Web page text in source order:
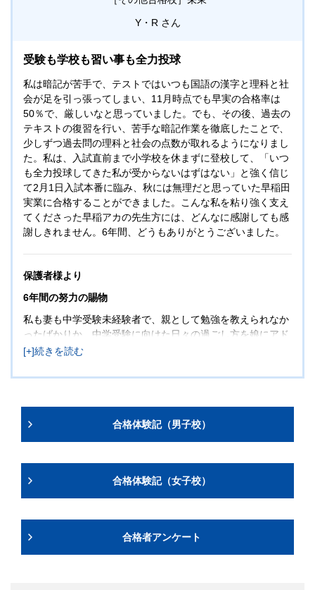
Y・R
受験も学校も習い事も全力投球
私は暗記が苦手で、テストではいつも国語の漢字と理科と社
会が足を引っ張ってしまい、11月時点でも早実の合格率は
50％で、厳しいなと思っていました。でも、その後、過去の
テキストの復習を行い、苦手な暗記作業を徹底したことで、
少しずつ過去問の理科と社会の点数が取れるようになりまし
た。私は、入試直前まで小学校を休まずに登校して、「いつ
も全力投球してきた私が受からないはずはない」と強く信じ
て2月1日入試本番に臨み、秋には無理だと思っていた早稲田
実業に合格することができました。こんな私を粘り強く支え
てくださった早稲アカの先生方には、どんなに感謝しても感
謝しきれません。6年間、どうもありがとうございました。
保護者様より
6年間の努力の賜物
私も妻も中学受験未経験者で、親として勉強を教えられなか
ったばかりか、中学受験に向けた日々の過ごし方を娘にアド
バイスすることもできませんでした。にもかかわらず、娘は
校を1日も休むことなく本番に臨み、特に女子には狭き門で
ひとえに早稲田アカデミーの皆様のおかげです。改めて御礼
申し上げます。
合格体験記（男子校）
合格体験記（女子校）
合格者アンケート